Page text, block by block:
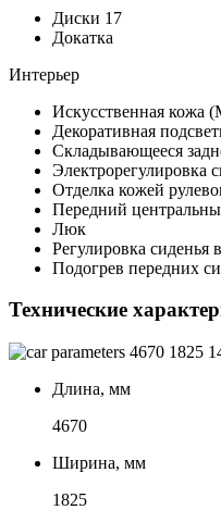
Диски 17
Докатка
Интерьер
Искусственная кожа
Декоративная
Складывающееся
Электрорегулировка
Отделка кожей
Передний
Люк
Регулировка сиденья
Подогрев передних
Технические
4670 1825
Длина, мм
4670
Ширина, мм
1825